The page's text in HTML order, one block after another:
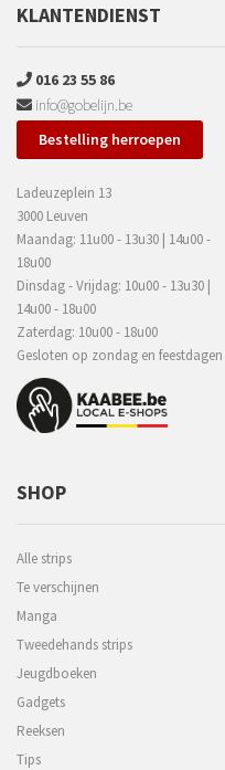
KLANTENDIENST
016 23 55 86
info@gobelijn.be
Bestelling herroepen
Ladeuzeplein 13
3000 Leuven
Maandag: 11u00 - 13u30 | 14u00 -
18u00
Dinsdag - Vrijdag: 10u00 - 13u30 |
14u00 - 18u00
Zaterdag: 10u00 - 18u00
Gesloten op zondag en feestdagen
SHOP
Alle strips
Te verschijnen
Manga
Tweedehands strips
Jeugdboeken
Gadgets
Reeksen
Tips